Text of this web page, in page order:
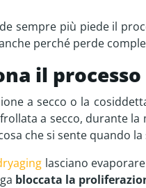
sempre più piede il
perché perde
il
a secco o la
a secco, durante la
che si sente quando la
lasciano
bloccata la